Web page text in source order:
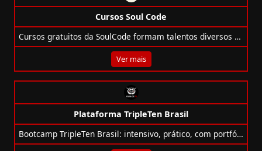
Cursos Soul Code
Cursos gratuitos da SoulCode formam talentos diversos em programação, IA e dados, com foco em inclusão social e empregabilidade.
Ver mais
Plataforma TripleTen Brasil
Bootcamp TripleTen Brasil: intensivo, prático, com portfólio real e garantia de emprego — ou seu dinheiro de volta.